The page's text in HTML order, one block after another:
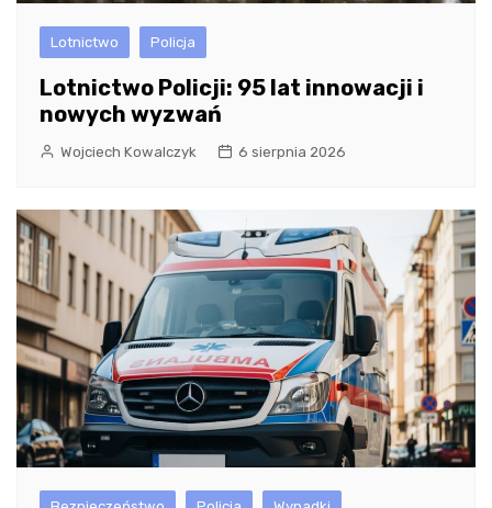
Lotnictwo Policja
Lotnictwo Policji: 95 lat innowacji i
nowych wyzwań
Wojciech Kowalczyk 6 sierpnia 2026